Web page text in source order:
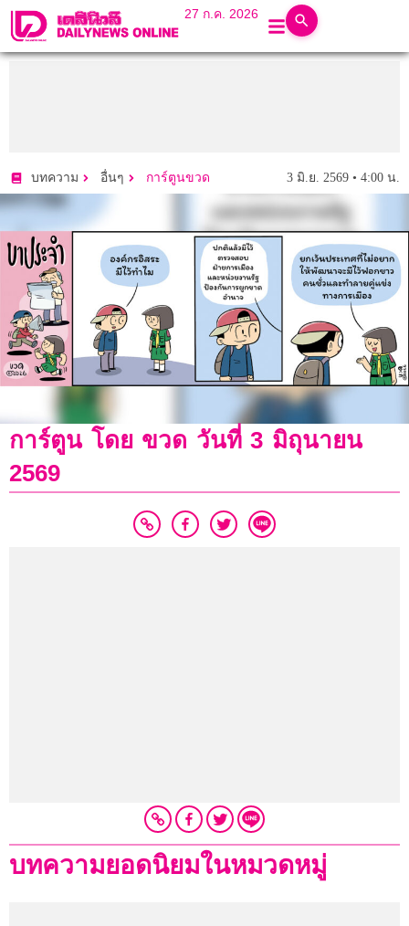
27 ก.ค. 2026
บทความ อื่นๆ การ์ตูนขวด 3 มิ.ย. 2569 • 4:00 น.
การ์ตูน โดย ขวด วันที่ 3 มิถุนายน
2569
บทความยอดนิยมในหมวดหมู่